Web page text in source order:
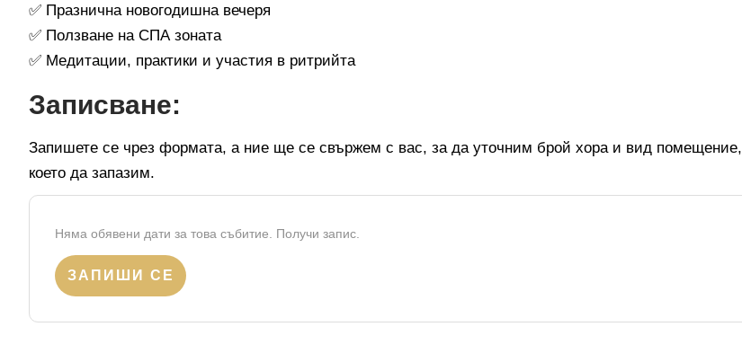
✅ Празнична новогодишна вечеря
✅ Ползване на СПА зоната
✅ Медитации, практики и участия в ритрийта
Записване:
Запишете се чрез формата, а ние ще се свържем с вас, за да уточним брой хора и вид помещение,
което да запазим.
Няма обявени дати за това събитие. Получи запис.
ЗАПИШИ СЕ